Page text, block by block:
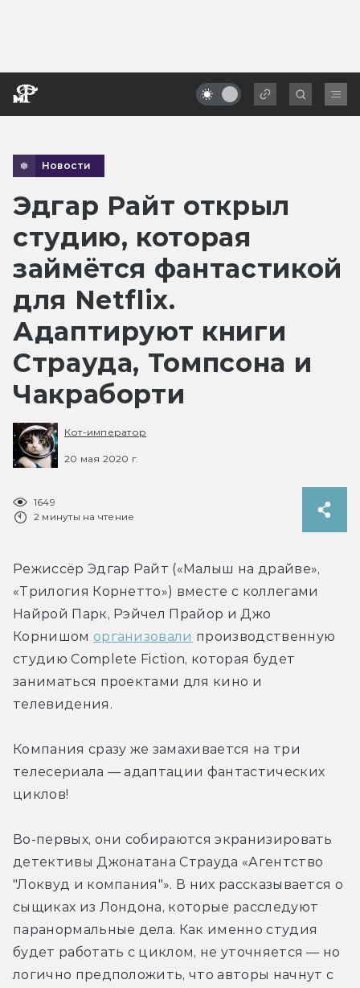
Новости
Эдгар Райт открыл
студию, которая
займётся фантастикой
для Netflix.
Адаптируют книги
Страуда, Томпсона и
Чакраборти
Кот-император
20 мая 2020 г.
1649
2 минуты на чтение
Режиссёр Эдгар Райт («Малыш на драйве»,
«Трилогия Корнетто») вместе с коллегами
Найрой Парк, Рэйчел Прайор и Джо
Корнишом организовали производственную
студию Complete Fiction, которая будет
заниматься проектами для кино и
телевидения.
Компания сразу же замахивается на три
телесериала — адаптации фантастических
циклов!
Во-первых, они собираются экранизировать
детективы Джонатана Страуда «Агентство
"Локвуд и компания"». В них рассказывается о
сыщиках из Лондона, которые расследуют
паранормальные дела. Как именно студия
будет работать с циклом, не уточняется — но
логично предположить, что авторы начнут с